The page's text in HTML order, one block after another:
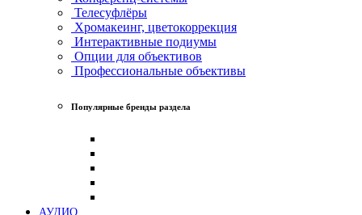
Телесуфлёры
Хромакеинг, цветокоррекция
Интерактивные подиумы
Опции для объективов
Профессиональные объективы
Популярные бренды раздела
АУДИО